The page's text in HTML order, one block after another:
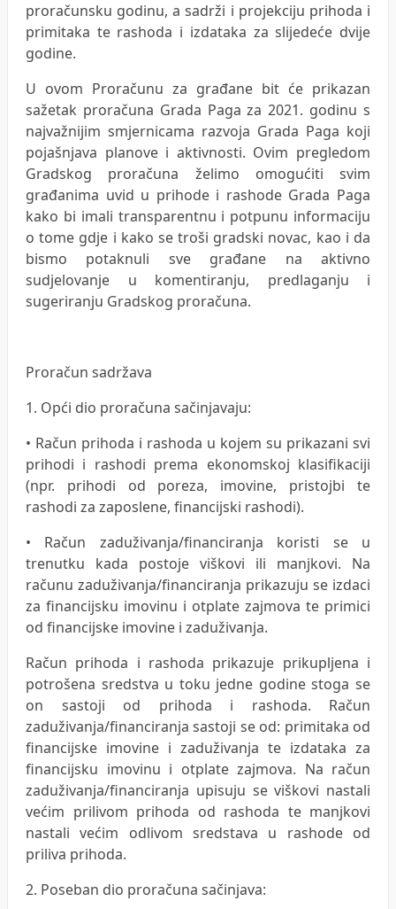
proračunsku godinu, a sadrži i projekciju prihoda i
primitaka te rashoda i izdataka za slijedeće dvije
godine.
U ovom Proračunu za građane bit će prikazan
sažetak proračuna Grada Paga za 2021. godinu s
najvažnijim smjernicama razvoja Grada Paga koji
pojašnjava planove i aktivnosti. Ovim pregledom
Gradskog proračuna želimo omogućiti svim
građanima uvid u prihode i rashode Grada Paga
kako bi imali transparentnu i potpunu informaciju
o tome gdje i kako se troši gradski novac, kao i da
bismo potaknuli sve građane na aktivno
sudjelovanje u komentiranju, predlaganju i
sugeriranju Gradskog proračuna.
Proračun sadržava
1. Opći dio proračuna sačinjavaju:
• Račun prihoda i rashoda u kojem su prikazani svi
prihodi i rashodi prema ekonomskoj klasifikaciji
(npr. prihodi od poreza, imovine, pristojbi te
rashodi za zaposlene, financijski rashodi).
• Račun zaduživanja/financiranja koristi se u
trenutku kada postoje viškovi ili manjkovi. Na
računu zaduživanja/financiranja prikazuju se izdaci
za financijsku imovinu i otplate zajmova te primici
od financijske imovine i zaduživanja.
Račun prihoda i rashoda prikazuje prikupljena i
potrošena sredstva u toku jedne godine stoga se
on sastoji od prihoda i rashoda. Račun
zaduživanja/financiranja sastoji se od: primitaka od
financijske imovine i zaduživanja te izdataka za
financijsku imovinu i otplate zajmova. Na račun
zaduživanja/financiranja upisuju se viškovi nastali
većim prilivom prihoda od rashoda te manjkovi
nastali većim odlivom sredstava u rashode od
priliva prihoda.
2. Poseban dio proračuna sačinjava: